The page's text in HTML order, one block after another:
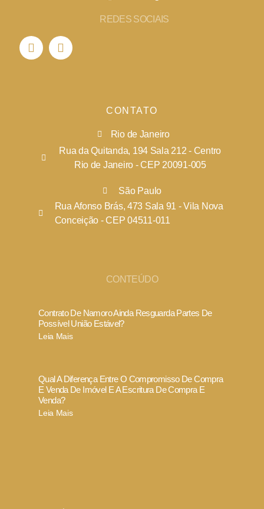
REDES SOCIAIS
CONTATO
Rio de Janeiro
Rua da Quitanda, 194 Sala 212 - Centro
Rio de Janeiro - CEP 20091-005
São Paulo
Rua Afonso Brás, 473 Sala 91 - Vila Nova
Conceição - CEP 04511-011
CONTEÚDO
Contrato De Namoro Ainda Resguarda Partes De
Possível União Estável?
Leia Mais
Qual A Diferença Entre O Compromisso De Compra
E Venda De Imóvel E A Escritura De Compra E
Venda?
Leia Mais